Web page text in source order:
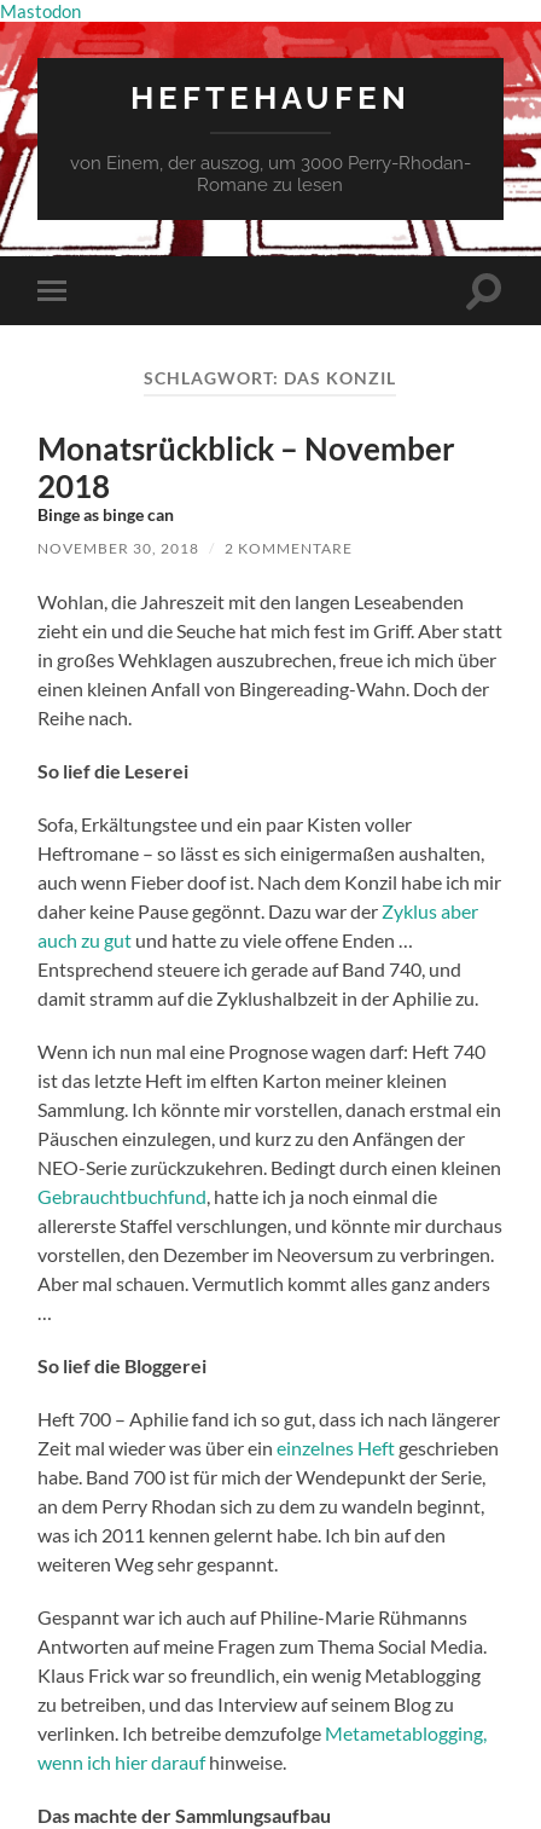
Mastodon
HEFTEHAUFEN
von Einem, der auszog, um 3000 Perry-Rhodan-
Romane zu lesen
Mobile-
Menü
SCHLAGWORT: DAS KONZIL
Monatsrückblick – November
2018
Binge as binge can
NOVEMBER 30, 2018 / 2 KOMMENTARE
Wohlan, die Jahreszeit mit den langen Leseabenden
zieht ein und die Seuche hat mich fest im Griff. Aber statt
in großes Wehklagen auszubrechen, freue ich mich über
einen kleinen Anfall von Bingereading-Wahn. Doch der
Reihe nach.
So lief die Leserei
Sofa, Erkältungstee und ein paar Kisten voller
Heftromane – so lässt es sich einigermaßen aushalten,
auch wenn Fieber doof ist. Nach dem Konzil habe ich mir
daher keine Pause gegönnt. Dazu war der Zyklus aber
auch zu gut und hatte zu viele offene Enden …
Entsprechend steuere ich gerade auf Band 740, und
damit stramm auf die Zyklushalbzeit in der Aphilie zu.
Wenn ich nun mal eine Prognose wagen darf: Heft 740
ist das letzte Heft im elften Karton meiner kleinen
Sammlung. Ich könnte mir vorstellen, danach erstmal ein
Päuschen einzulegen, und kurz zu den Anfängen der
NEO-Serie zurückzukehren. Bedingt durch einen kleinen
Gebrauchtbuchfund, hatte ich ja noch einmal die
allererste Staffel verschlungen, und könnte mir durchaus
vorstellen, den Dezember im Neoversum zu verbringen.
Aber mal schauen. Vermutlich kommt alles ganz anders
…
So lief die Bloggerei
Heft 700 – Aphilie fand ich so gut, dass ich nach längerer
Zeit mal wieder was über eineinzelnes Heftgeschrieben
habe. Band 700 ist für mich der Wendepunkt der Serie,
an dem Perry Rhodan sich zu dem zu wandeln beginnt,
was ich 2011 kennen gelernt habe. Ich bin auf den
weiteren Weg sehr gespannt.
Gespannt war ich auch auf Philine-Marie Rühmanns
Antworten auf meine Fragen zum Thema Social Media.
Klaus Frick war so freundlich, ein wenig Metablogging
zu betreiben, und das Interview auf seinem Blog zu
verlinken. Ich betreibe demzufolge Metametablogging,
wenn ich hier daraufhinweise.
Das machte der Sammlungsaufbau